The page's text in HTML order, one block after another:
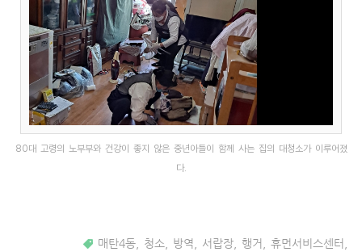
80대 고령의 노부부와 건강이 좋지 않은 중년아들이 함께 사는 집의 대청소가 이루어졌
다.
매탄4동 청소 방역 서랍장 행거 휴먼서비스센터